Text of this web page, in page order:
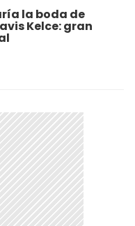
la boda de
Kelce: gran